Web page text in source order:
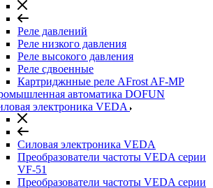
Реле давлений
Реле низкого давления
Реле высокого давления
Реле сдвоенные
Картриджнные реле AFrost AF-MP
автоматика DOFUN
электроника VEDA
Силовая электроника VEDA
Преобразователи частоты VEDA серии
VF-51
Преобразователи частоты VEDA серии